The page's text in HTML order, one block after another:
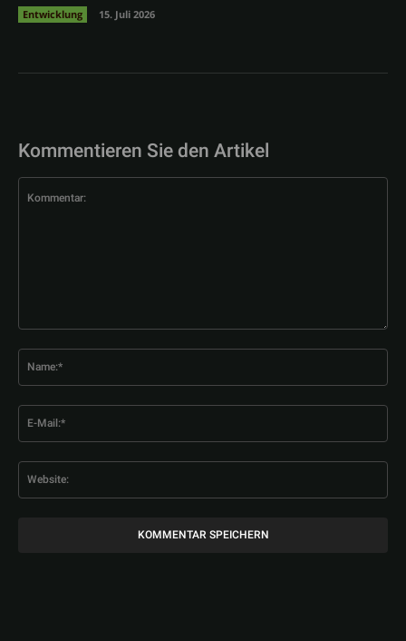
Entwicklung 15. Juli 2026
Kommentieren Sie den Artikel